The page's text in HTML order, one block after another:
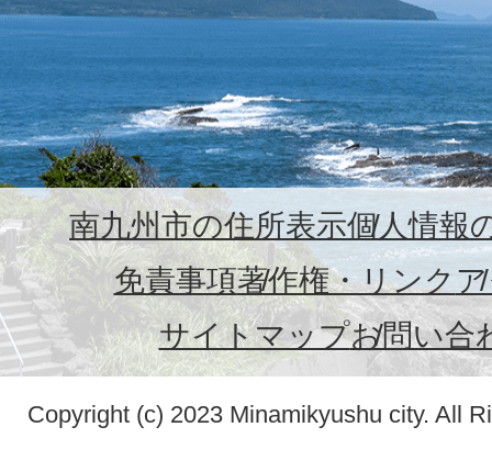
南九州市の住所表示個人情報
免責事項著作権・リンク
サイトマップお問い合
Copyright (c) 2023 Minamikyushu city. All